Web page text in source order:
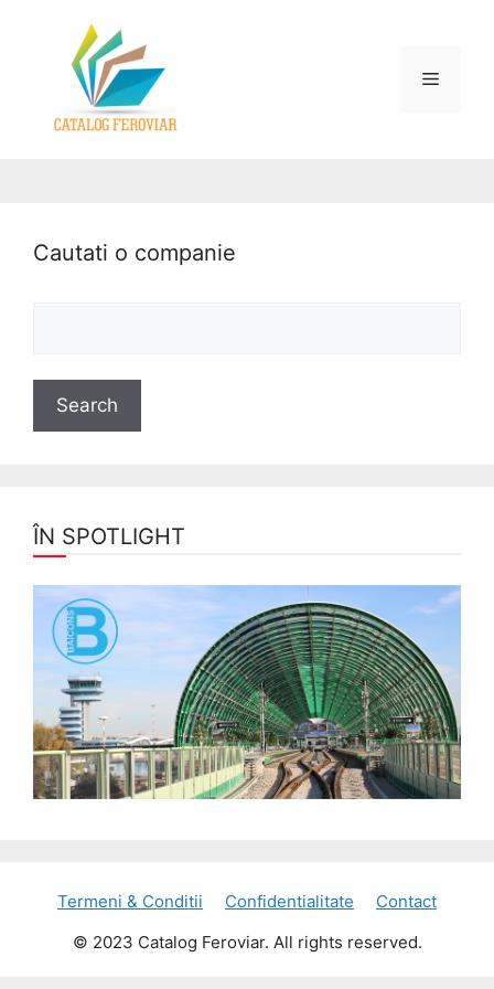
Cautati o companie
ÎN SPOTLIGHT
Termeni & Conditii Confidentialitate
Contact
© 2023 Catalog Feroviar. All rights reserved.